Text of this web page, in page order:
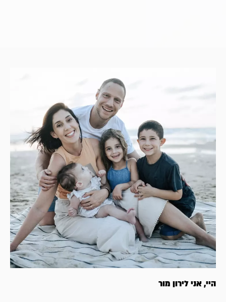
היי, אני לירון מור